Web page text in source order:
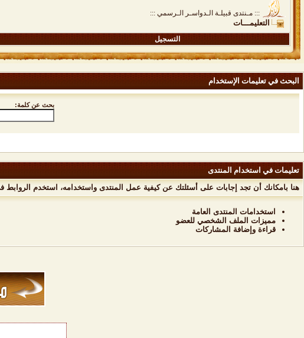
::: مـنتدى قبيلـة الـدواسـر الـرسمي :::
التعليمـــات
التسجيل
البحث في تعليمات الإستخدام
بحث عن كلمة:
تعليمات في استخدام المنتدى
هنا بامكانك أن تجد إجابات على أسئلتك عن كيفية عمل المنتدى واستخدامه، استخدم
استخدامات المنتدى العامة
مميزات الملف الشخصي للعضو
قراءة وإضافة المشاركات